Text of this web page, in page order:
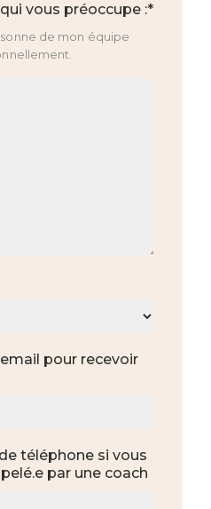
vous préoccupe :*
de mon équipe
pour recevoir
téléphone si vous
par une coach